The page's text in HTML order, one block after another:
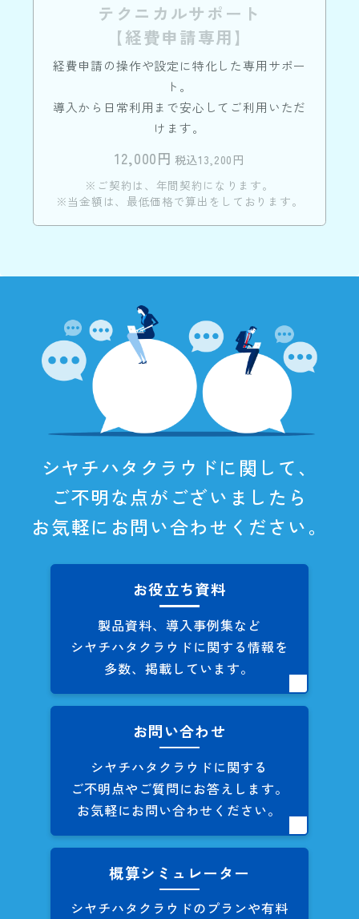
テクニカルサポート
【経費申請専用】
経費申請の操作や設定に特化した専用サポー
ト。
導入から日常利用まで安心してご利用いただ
けます。
12,000円 税込13,200円
※ご契約は、年間契約になります。
※当金額は、最低価格で算出をしております。
シヤチハタクラウドに関して、
ご不明な点がございましたら
お気軽にお問い合わせください。
お役立ち資料
製品資料、導入事例集など
シヤチハタクラウドに関する情報を
多数、掲載しています。
お問い合わせ
シヤチハタクラウドに関する
ご不明点やご質問にお答えします。
お気軽にお問い合わせください。
概算シミュレーター
シヤチハタクラウドのプランや有料